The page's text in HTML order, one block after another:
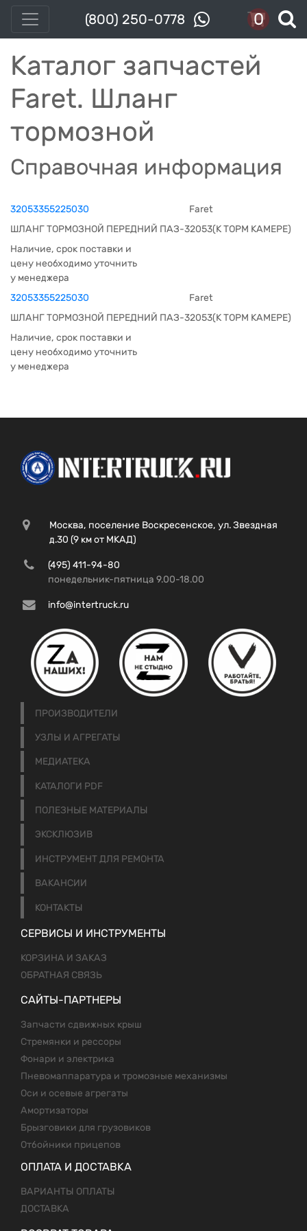
(800) 250-0778 0
Каталог запчастей
Faret. Шланг
тормозной
Справочная информация
32053355225030
Faret
ШЛАНГ ТОРМОЗНОЙ ПЕРЕДНИЙ ПАЗ-32053(К ТОРМ КАМЕРЕ)
Наличие, срок поставки и
цену необходимо уточнить
у менеджера
32053355225030
Faret
ШЛАНГ ТОРМОЗНОЙ ПЕРЕДНИЙ ПАЗ-32053(К ТОРМ КАМЕРЕ)
Наличие, срок поставки и
цену необходимо уточнить
у менеджера
Москва, поселение Воскресенское, ул. Звездная
д.30 (9 км от МКАД)
(495) 411-94-80
понедельник-пятница 9.00-18.00
info@intertruck.ru
ПРОИЗВОДИТЕЛИ
УЗЛЫ И АГРЕГАТЫ
МЕДИАТЕКА
КАТАЛОГИ PDF
ПОЛЕЗНЫЕ МАТЕРИАЛЫ
ЭКСКЛЮЗИВ
ИНСТРУМЕНТ ДЛЯ РЕМОНТА
ВАКАНСИИ
КОНТАКТЫ
СЕРВИСЫ И ИНСТРУМЕНТЫ
КОРЗИНА И ЗАКАЗ
ОБРАТНАЯ СВЯЗЬ
САЙТЫ-ПАРТНЕРЫ
Запчасти сдвижных крыш
Стремянки и рессоры
Фонари и электрика
Пневомаппаратура и тромозные механизмы
Оси и осевые агрегаты
Амортизаторы
Брызговики для грузовиков
Отбойники прицепов
ОПЛАТА И ДОСТАВКА
ВАРИАНТЫ ОПЛАТЫ
ДОСТАВКА